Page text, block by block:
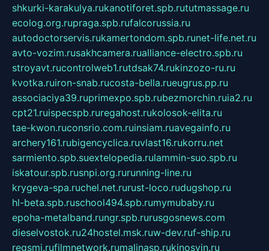
shkurki-karakulya.rukanotiforet.spb.rututmassage.ru
ecolog.org.rupraga.spb.rufalcorussia.ru
autodoctorservis.rukamertondom.spb.runet-life.net.ru
avto-vozim.rusakhcamera.rualliance-electro.spb.ru
stroyavt.rucontrolweb1.rutdsak74.rukinzozo-ru.ru
kvotka.ruiron-snab.rucosta-bella.rueugrus.pp.ru
associaciya39.ruprimexpo.spb.rubezmorchin.ruia2.ru
cpt21.ruispecspb.ruregahost.rukolosok-elita.ru
tae-kwon.ruconsrio.com.ruinsiam.ruavegainfo.ru
archery161.rubigencyclica.ruvlast16.rukorru.net
sarmiento.spb.suextelopedia.rulammin-suo.spb.ru
iskatour.spb.rusnpi.org.rurunning-line.ru
krygeva-spa.ruchel.net.rurust-loco.rudugshop.ru
hl-beta.spb.ruschool494.spb.rumymubaby.ru
epoha-metalband.rungr.spb.rurusgosnews.com
dieselvostok.ru24hostel.msk.ruw-dev.ruf-ship.ru
regsmi.rufilmnetwork.rumalinasp.rukinosvin.ru